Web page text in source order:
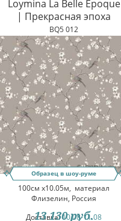
Loymina La Belle Epoque
| Прекрасная эпоха
BQ5 012
Образец в шоу-руме
100см x10.05м, материал
Флизелин, Россия
Доставка:10.08-11.08
13 130 руб.